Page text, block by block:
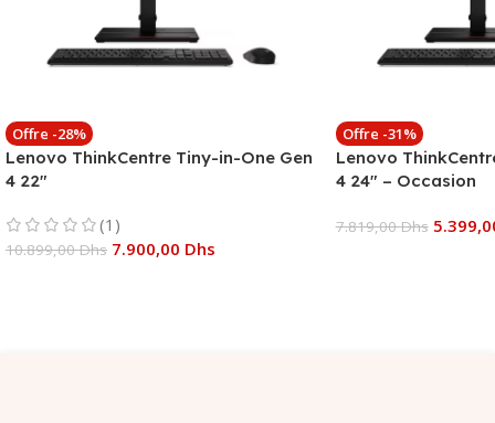
Offre -28%
Lenovo ThinkCentre Tiny-in-One Gen
4 22″
(1)
10.899,00Dhs 7.900,00 Dhs
Offre -31%
Lenovo
4 24″ – Occasion
7.819,00Dhs